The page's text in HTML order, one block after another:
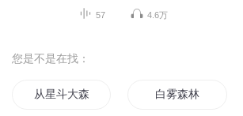
57 4.6万
您是不是在找：
从星斗大森林开始签到 白雾森林